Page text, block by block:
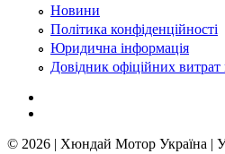
Новини
Політика конфіденційності
Юридична інформація
Довідник офіційних
© 2026 | Хюндай Мотор Україна |